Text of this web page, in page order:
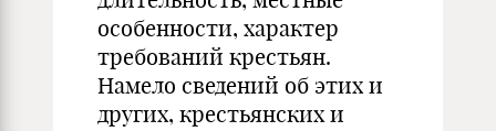
особенности, характер
требований крестьян.
Намело сведений об этих и
других, крестьянских и